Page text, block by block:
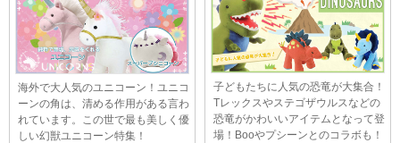
海外で大人気のユニコーン！ユニコ
ーンの角は、清める作用がある言わ
れています。この世で最も美しく優
しい幻獣ユニコーン特集！
子どもたちに人気の恐竜が大集合！
Tレックスやステゴザウルスなどの
恐竜がかわいいアイテムとなって登
場！Booやプシーンとのコラボも！